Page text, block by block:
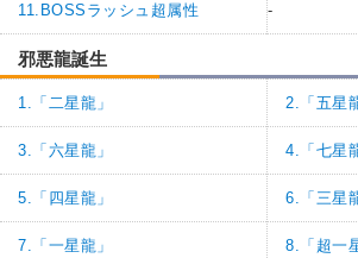
11.BOSSラッシュ超属性 -
邪悪龍誕生
1.「二星龍」 2.「五星
3.「六星龍」 4.「七星
5.「四星龍」 6.「三星
7.「一星龍」 8.「超一